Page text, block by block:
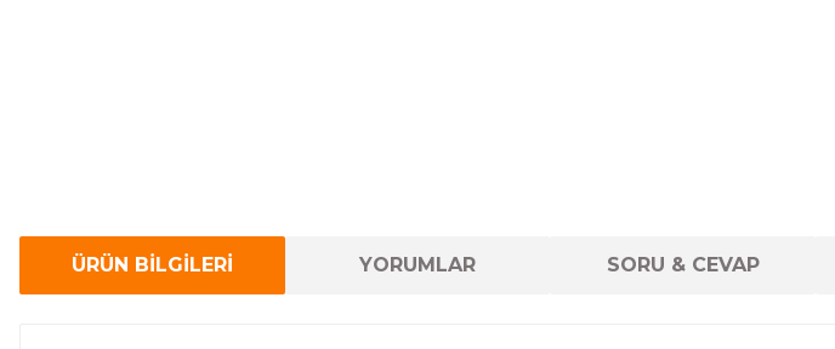
ÜRÜN BİLGİLERİ YORUMLAR SORU & CEVAP